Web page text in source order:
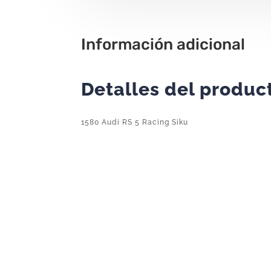
Información adicional
Detalles del
1580 Audi RS 5 Racing Siku